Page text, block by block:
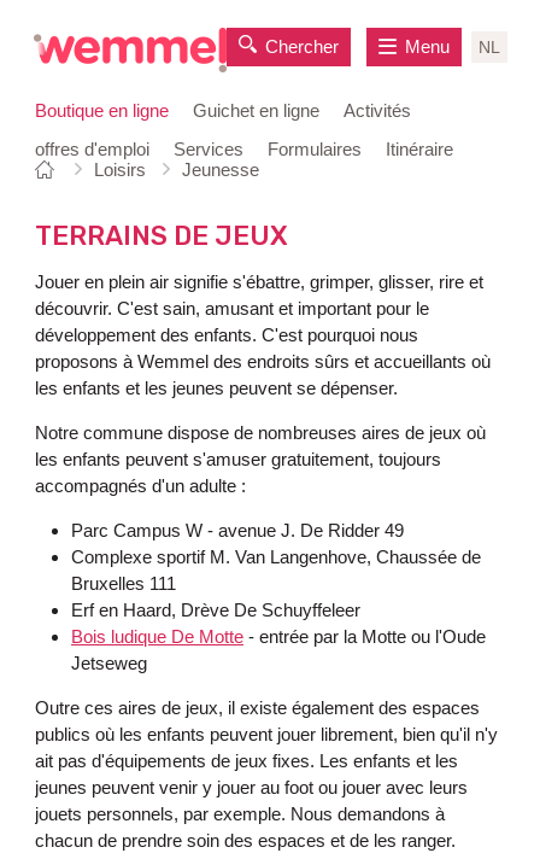
Boutique en ligne Guichet en ligne
Activités
offres d'emploi
Services Formulaires Itinéraire
Chercher NL
Menu
Vous
ici:
Page
départ
Loisirs Jeunesse
TERRAINS DE JEUX
Jouer en plein air signifie s'ébattre, grimper, glisser, rire et
découvrir. C'est sain, amusant et important pour le
développement des enfants. C'est pourquoi nous
proposons à Wemmel des endroits sûrs et accueillants où
les enfants et les jeunes peuvent se dépenser.
Notre commune dispose de nombreuses aires de jeux où
les enfants peuvent s'amuser gratuitement, toujours
accompagnés d'un adulte :
Parc Campus W - avenue J. De Ridder 49
Complexe sportif M. Van Langenhove, Chaussée de
Bruxelles 111
Erf en Haard, Drève De Schuyffeleer
Bois ludique De Motte - entrée par la Motte ou l'Oude
Jetseweg
Outre ces aires de jeux, il existe également des espaces
publics où les enfants peuvent jouer librement, bien qu'il n'y
ait pas d'équipements de jeux fixes. Les enfants et les
jeunes peuvent venir y jouer au foot ou jouer avec leurs
jouets personnels, par exemple. Nous demandons à
chacun de prendre soin des espaces et de les ranger.